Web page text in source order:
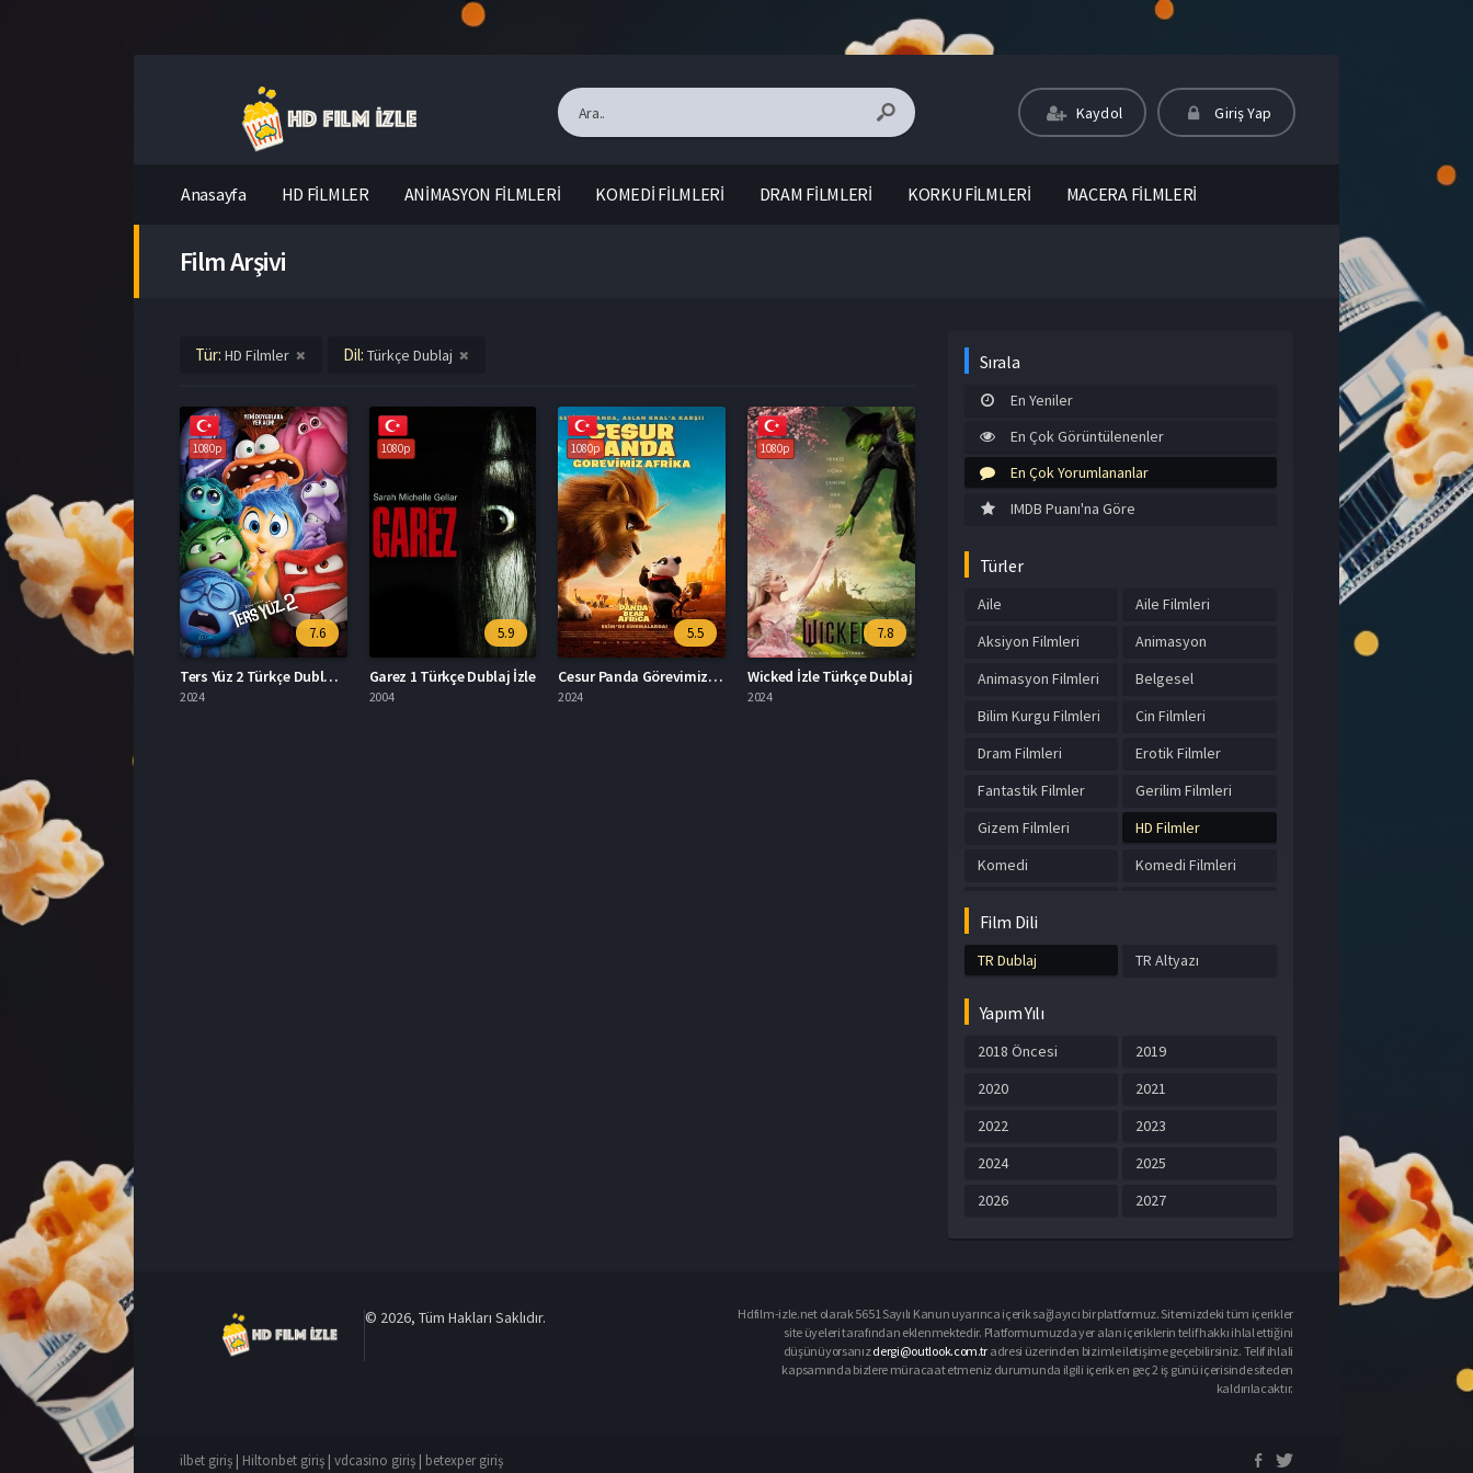
Kaydol Giriş Yap
Anasayfa HD FİLMLER ANİMASYON FİLMLERİ KOMEDİ FİLMLERİ DRAM FİLMLERİ KORKU FİLMLERİ MACERA FİLMLERİ
Film Arşivi
Tür: HD Filmler Dil: Türkçe Dublaj
1080p
7.6
Ters Yüz 2 Türkçe Dublaj İzle
2024
1080p
5.9
Garez 1 Türkçe Dublaj İzle
2004
1080p
5.5
Cesur Panda Görevimiz Afrika İzle
2024
1080p
7.8
Wicked İzle Türkçe Dublaj
2024
Sırala
En Yeniler
En Çok Görüntülenenler
En Çok Yorumlananlar
IMDB Puanı'na Göre
Türler
Aile
Aile Filmleri
Aksiyon Filmleri
Animasyon
Animasyon Filmleri
Belgesel
Bilim Kurgu Filmleri
Cin Filmleri
Dram Filmleri
Erotik Filmler
Fantastik Filmler
Gerilim Filmleri
Gizem Filmleri
HD Filmler
Komedi
Komedi Filmleri
Savaş Filmleri
Film Dili
TR Dublaj TR Altyazı
Yapım Yılı
2018 Öncesi
2019
2020
2021
2022
2023
2024
2025
2026
2027
© 2026, Tüm Hakları Saklıdır.
Hdfilm-izle.net olarak 5651 Sayılı Kanun uyarınca içerik sağlayıcı bir platformuz. Sitemizdeki tüm içerikler
site üyeleri tarafından eklenmektedir. Platformumuzda yer alan içeriklerin telif hakkı ihlal ettiğini
düşünüyorsanızdergi@outlook.com.tr adresi üzerinden bizimle iletişime geçebilirsiniz. Telif ihlali
kapsamında bizlere müracaat etmeniz durumunda ilgili içerik en geç 2 iş günü içerisinde siteden
kaldırılacaktır.
ilbet giriş | Hiltonbet giriş | vdcasino giriş | betexper giriş